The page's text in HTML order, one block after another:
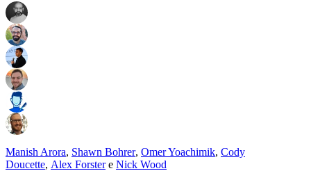
Manish Arora, Shawn Bohrer, Omer Yoachimik, Cody
Doucette, Alex Forstere Nick Wood